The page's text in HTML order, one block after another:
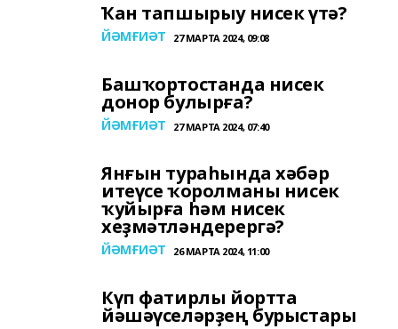
Ҡан тапшырыу нисек үтә?
ЙӘМҒИӘТ 27 МАРТА 2024, 09:08
Башҡортостанда нисек
донор булырға?
ЙӘМҒИӘТ 27 МАРТА 2024, 07:40
Янғын тураһында хәбәр
итеүсе ҡоролманы нисек
ҡуйырға һәм нисек
хеҙмәтләндерергә?
ЙӘМҒИӘТ 26 МАРТА 2024, 11:00
Күп фатирлы йортта
йәшәүселәрҙең бурыстары